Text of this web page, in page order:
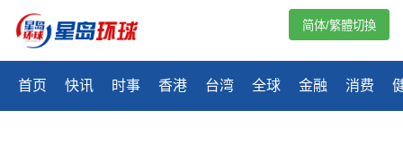
首页 快讯 时事 香港 台湾 全球 金融 消费
简体/繁體切換